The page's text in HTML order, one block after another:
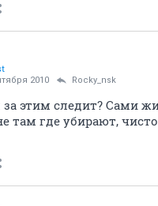
2010 Rocky_nsk
за этим следит? Сами
там где убирают,